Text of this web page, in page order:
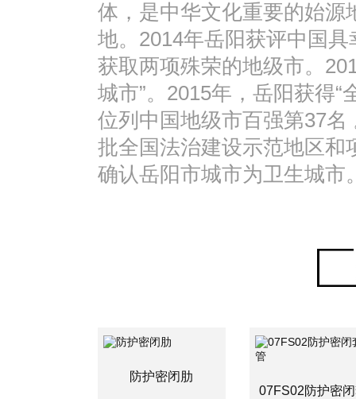
体，是中华文化重要的始源
地。2014年岳阳获评中国
获取两项殊荣的地级市。
城市”。2015年，岳阳获得“
位列中国地级市百强第37
批全国法治建设示范地区和
确认岳阳市城市为卫生城市
防护密闭肋
07FS02防护密